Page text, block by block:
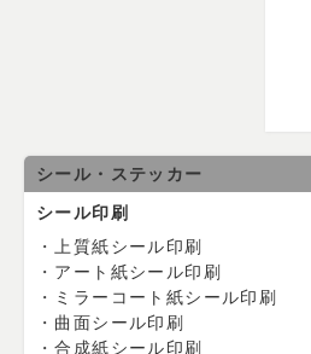
シール・ステッカー
シール印刷
上質紙シール印刷
アート紙シール印刷
ミラーコート紙シール印刷
曲面シール印刷
合成紙シール印刷